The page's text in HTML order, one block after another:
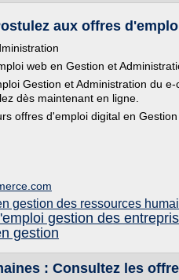
aux offres
web en Gestion et
Gestion et Administration du
dès maintenant en ligne.
offres d'emploi digital en
gestion des ressources
gestion des
gestion
: Consultez les